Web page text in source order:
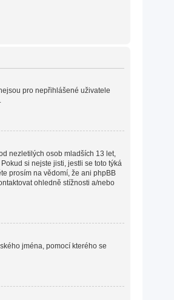
pro nepřihlášené uživatele
nezletilých osob mladších 13 let,
si nejste jisti, jestli se toto týká
prosím na vědomí, že ani phpBB
ohledně stížnosti a/nebo
jména, pomocí kterého se